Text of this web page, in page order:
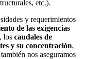
etc.).
y requerimientos
de las exigencias
, los caudales de
y su concentración,
nos aseguramos